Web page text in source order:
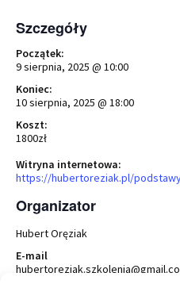
Szczegóły
Początek:
9 sierpnia, 2025 @ 10:00
Koniec:
10 sierpnia, 2025 @ 18:00
Koszt:
1800zł
Witryna internetowa:
https://hubertoreziak.pl/
Organizator
Hubert Oręziak
E-mail